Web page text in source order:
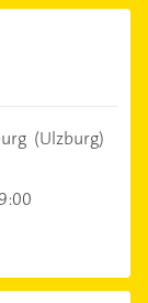
(Ulzburg)